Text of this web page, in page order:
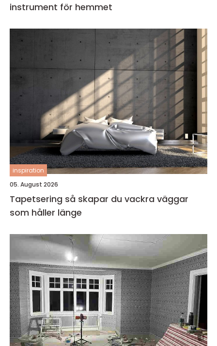
instrument för hemmet
inspiration
05. August 2026
Tapetsering så skapar du vackra väggar
som håller länge